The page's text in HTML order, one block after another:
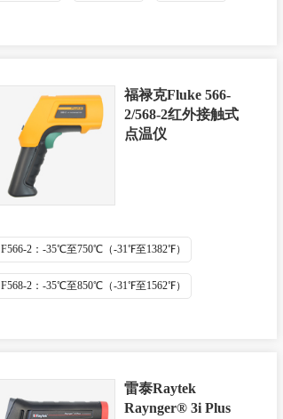
福禄克Fluke 566-
2/568-2红外接触式
点温仪
F566-2：-35℃至750℃（-31℉至1382℉）
F568-2：-35℃至850℃（-31℉至1562℉）
雷泰Raytek
Raynger® 3i Plus